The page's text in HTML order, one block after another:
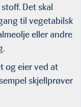
Det skal
til vegetabilsk
eller andre
og eier ved at
skjellprøver